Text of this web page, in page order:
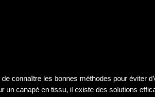
connaître les bonnes méthodes pour éviter
un canapé en tissu, il existe des solutions